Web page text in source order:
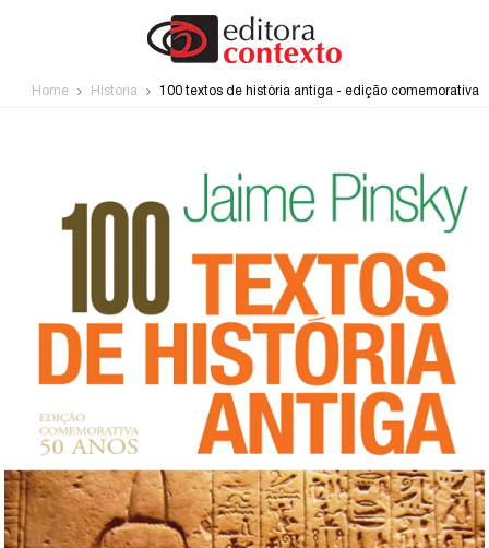
Home História 100 textos de história antiga - edição comemorativa